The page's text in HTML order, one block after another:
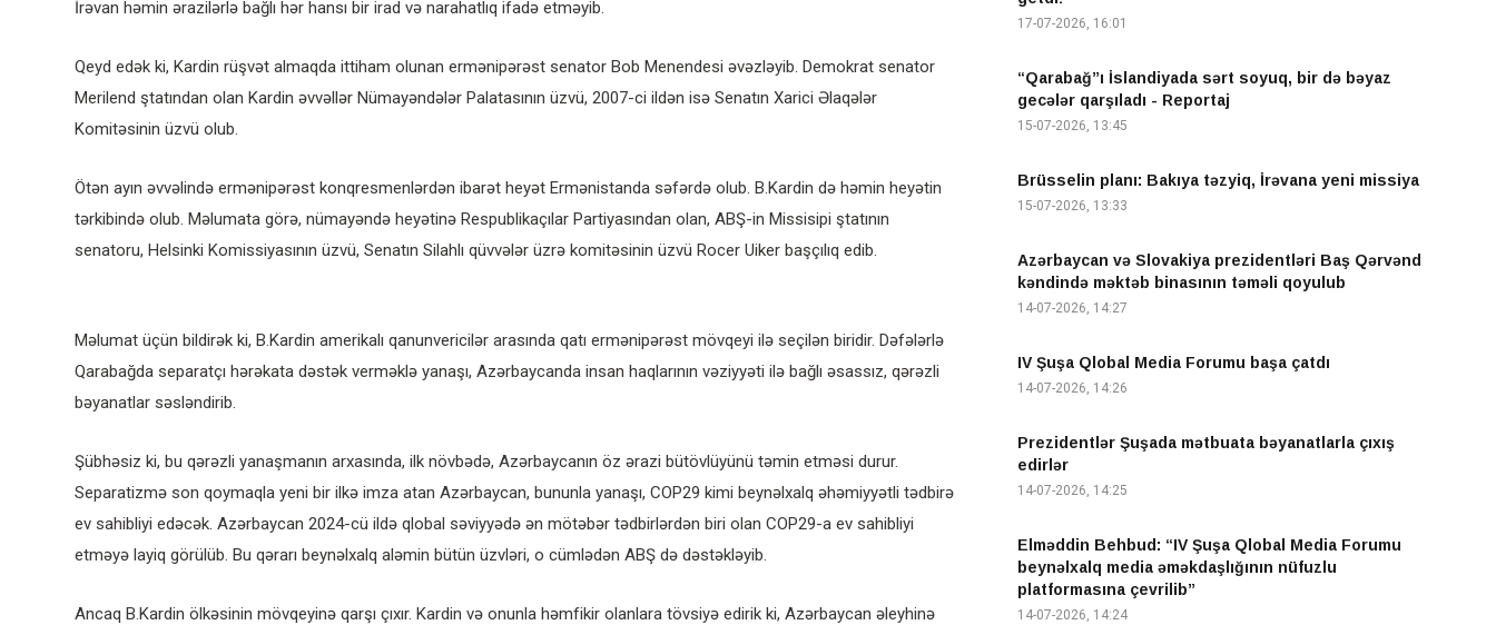
İrəvan həmin ərazilərlə bağlı hər hansı bir irad və narahatlıq ifadə etməyib.
Qeyd edək ki, Kardin rüşvət almaqda ittiham olunan ermənipərəst senator Bob Menendesi əvəzləyib. Demokrat senator
Merilend ştatından olan Kardin əvvəllər Nümayəndələr Palatasının üzvü, 2007-ci ildən isə Senatın Xarici Əlaqələr
Komitəsinin üzvü olub.
Ötən ayın əvvəlində ermənipərəst konqresmenlərdən ibarət heyət Ermənistanda səfərdə olub. B.Kardin də həmin heyətin
tərkibində olub. Məlumata görə, nümayəndə heyətinə Respublikaçılar Partiyasından olan, ABŞ-in Missisipi ştatının
senatoru, Helsinki Komissiyasının üzvü, Senatın Silahlı qüvvələr üzrə komitəsinin üzvü Rocer Uiker başçılıq edib.
Məlumat üçün bildirək ki, B.Kardin amerikalı qanunvericilər arasında qatı ermənipərəst mövqeyi ilə seçilən biridir. Dəfələrlə
Qarabağda separatçı hərəkata dəstək verməklə yanaşı, Azərbaycanda insan haqlarının vəziyyəti ilə bağlı əsassız, qərəzli
bəyanatlar səsləndirib.
Şübhəsiz ki, bu qərəzli yanaşmanın arxasında, ilk növbədə, Azərbaycanın öz ərazi bütövlüyünü təmin etməsi durur.
Separatizmə son qoymaqla yeni bir ilkə imza atan Azərbaycan, bununla yanaşı, COP29 kimi beynəlxalq əhəmiyyətli tədbirə
ev sahibliyi edəcək. Azərbaycan 2024-cü ildə qlobal səviyyədə ən mötəbər tədbirlərdən biri olan COP29-a ev sahibliyi
etməyə layiq görülüb. Bu qərarı beynəlxalq aləmin bütün üzvləri, o cümlədən ABŞ də dəstəkləyib.
Ancaq B.Kardin ölkəsinin mövqeyinə qarşı çıxır. Kardin və onunla həmfikir olanlara tövsiyə edirik ki, Azərbaycan əleyhinə
17-07-2026, 16:01
“Qarabağ”ı İslandiyada sərt soyuq, bir də bəyaz
gecələr qarşıladı - Reportaj
15-07-2026, 13:45
Brüsselin planı: Bakıya təzyiq, İrəvana yeni missiya
15-07-2026, 13:33
Azərbaycan və Slovakiya prezidentləri Baş Qərvənd
kəndində məktəb binasının təməli qoyulub
14-07-2026, 14:27
IV Şuşa Qlobal Media Forumu başa çatdı
14-07-2026, 14:26
Prezidentlər Şuşada mətbuata bəyanatlarla çıxış
edirlər
14-07-2026, 14:25
Elməddin Behbud: “IV Şuşa Qlobal Media Forumu
beynəlxalq media əməkdaşlığının nüfuzlu
platformasına çevrilib”
14-07-2026, 14:24